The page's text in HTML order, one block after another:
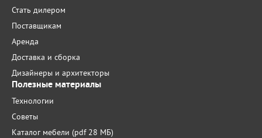
Стать дилером
Поставщикам
Аренда
Доставка и сборка
Дизайнеры и архитекторы
Полезные материалы
Технологии
Советы
Каталог мебели (pdf 28 МБ)